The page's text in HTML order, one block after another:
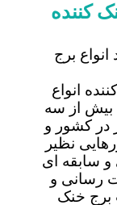
برج
از سه
کشور و
نظیر
ای
و